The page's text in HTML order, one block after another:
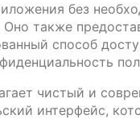
без
Оно также
способ
чистый и
интерфейс,